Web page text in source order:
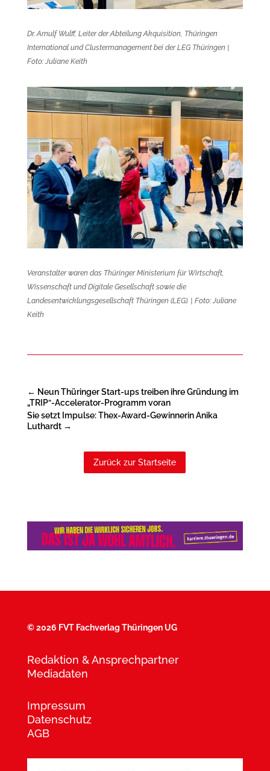
Dr. Arnulf Wulff, Leiter der Abteilung Akquisition, Thüringen
International und Clustermanagement bei der LEG Thüringen |
Foto: Juliane Keith
Veranstalter waren das Thüringer Ministerium für Wirtschaft,
Wissenschaft und Digitale Gesellschaft sowie die
Landesentwicklungsgesellschaft Thüringen (LEG). | Foto: Juliane
Keith
← Neun Thüringer Start-ups treiben ihre Gründung im
„TRIP“-Accelerator-Programm voran
Sie setzt Impulse: Thex-Award-Gewinnerin Anika
Luthardt→
Zurück zur Startseite
©2026 FVT Fachverlag Thüringen UG
Redaktion & Ansprechpartner
Mediadaten
Impressum
Datenschutz
AGB